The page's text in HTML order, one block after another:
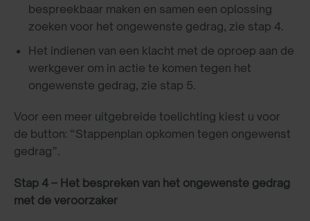
bespreekbaar maken en samen een oplossing
zoeken voor het ongewenste gedrag, zie stap 4.
Het indienen van een klacht met de oproep aan de
werkgever om in actie te komen tegen het
ongewenste gedrag, zie stap 5.
Voor een meer uitgebreide toelichting kiest u voor
de button: “Stappenplan opkomen tegen ongewenst
gedrag”.
Stap 4 – Het bespreken van het ongewenste gedrag
met de veroorzaker